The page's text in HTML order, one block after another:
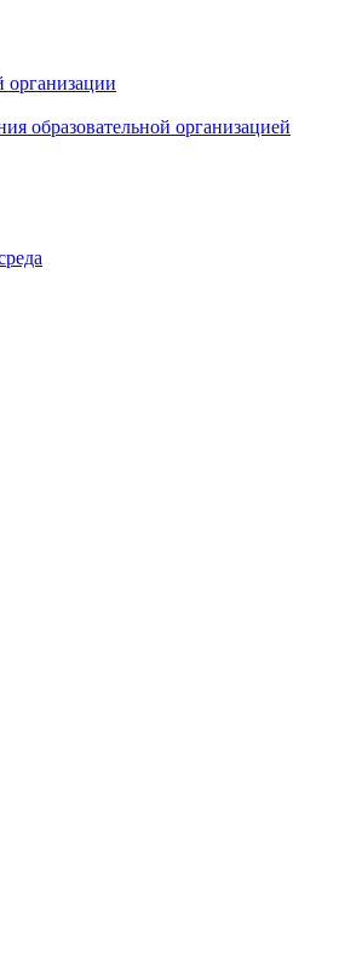
организации
образовательной организацией